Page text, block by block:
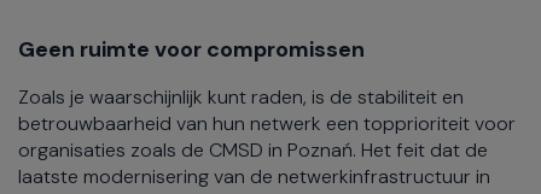
Geen ruimte voor compromissen
Zoals je waarschijnlijk kunt raden, is de stabiliteit en
betrouwbaarheid van hun netwerk een topprioriteit voor
organisaties zoals de CMSD in Poznań. Het feit dat de
laatste modernisering van de netwerkinfrastructuur in